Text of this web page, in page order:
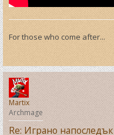
For those who come after...
Martix
Archmage
Re: Играно напоследък